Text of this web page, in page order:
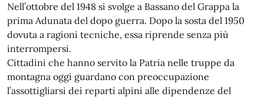
Nell’ottobre del 1948 si svolge a Bassano del Grappa la
prima Adunata del dopo guerra. Dopo la sosta del 1950
dovuta a ragioni tecniche, essa riprende senza più
interrompersi.
Cittadini che hanno servito la Patria nelle truppe da
montagna oggi guardano con preoccupazione
l’assottigliarsi dei reparti alpini alle dipendenze del